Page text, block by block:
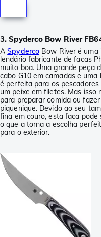
3. Spyderco Bow River
ASpyderco Bow River é uma
lendário fabricante de facas
muito boa. Uma grande peça
cabo G10 em camadas e
é perfeita para os
um peixe em filetes. Mas
para preparar comida ou
piquenique. Devido ao seu
fina em couro, esta faca
o que a torna a escolha
para o exterior.